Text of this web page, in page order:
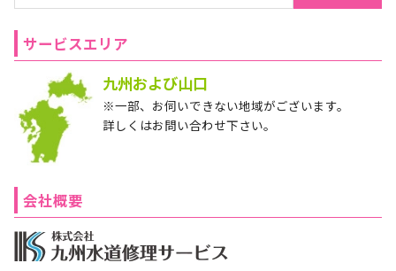
サービスエリア
九州および山口
※一部、お伺いできない地域がございます。
詳しくはお問い合わせ下さい。
会社概要